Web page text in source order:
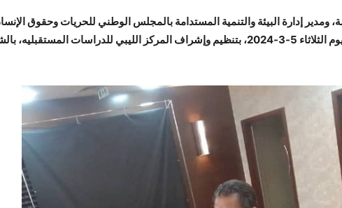
ومدير إدارة البيئة والتنمية المستدامة بالمجلس الوطني للحريات وحقوق
لمناقشة مسودة قانون إنشاء الهيئة الوطنية للطوارئ والكوارث والأزمات اليوم الثلاثاء 5-3-2024، بتنظيم وإشراف المركز الليبي